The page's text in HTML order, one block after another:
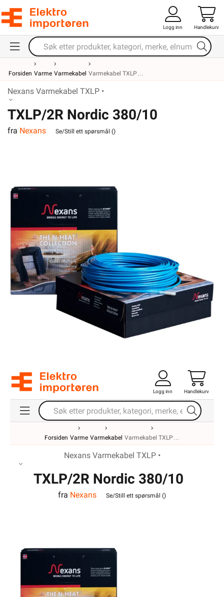
Logg inn Handlekurv
Forsiden Varme Varmekabel Varmekabel TXLP
Nexans Varmekabel TXLP •
TXLP/2R Nordic 380/10
fra Nexans Se/Still ett spørsmål ()
Logg inn Handlekurv
Forsiden Varme Varmekabel Varmekabel TXLP
Nexans Varmekabel TXLP •
TXLP/2R Nordic 380/10
fra Nexans Se/Still ett spørsmål ()